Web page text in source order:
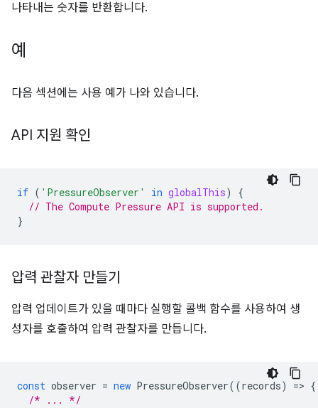
나타내는 숫자를 반환합니다.
예
다음 섹션에는 사용 예가 나와 있습니다.
API 지원 확인
if ( 'PressureObserver' in globalThis)
{
// The Compute Pressure API is supported.
}
압력 관찰자 만들기
압력 업데이트가 있을 때마다 실행할 콜백 함수를 사용하여 생
성자를 호출하여 압력 관찰자를 만듭니다.
const observer = new PressureObserver((records) => {
/* ... */